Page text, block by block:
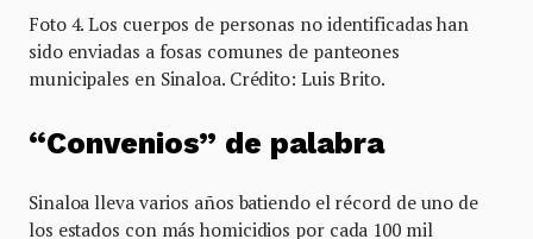
Foto 4. Los cuerpos de personas no identificadas han
sido enviadas a fosas comunes de panteones
municipales en Sinaloa. Crédito: Luis Brito.
“Convenios” de palabra
Sinaloa lleva varios años batiendo el récord de uno de
los estados con más homicidios por cada 100 mil